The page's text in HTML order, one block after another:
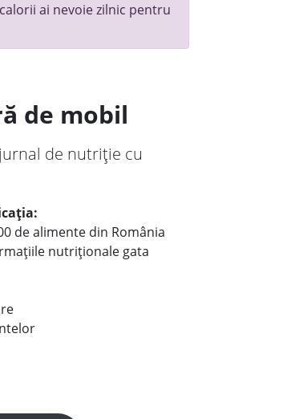
ai nevoie zilnic pentru
de mobil
de nutriție cu
de alimente din România
nutriționale gata